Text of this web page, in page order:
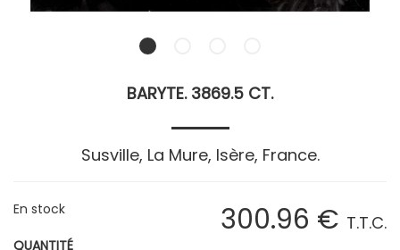
BARYTE. 3869.5 CT.
Susville, La Mure, Isère, France.
300.96 € T.T.C.
En stock
QUANTITÉ